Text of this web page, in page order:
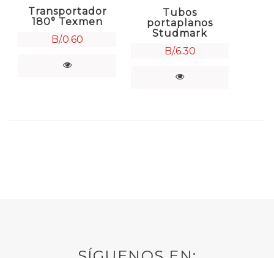
Transportador
180° Texmen
B/.0.60
Tubos
portaplanos
Studmark
B/.6.30